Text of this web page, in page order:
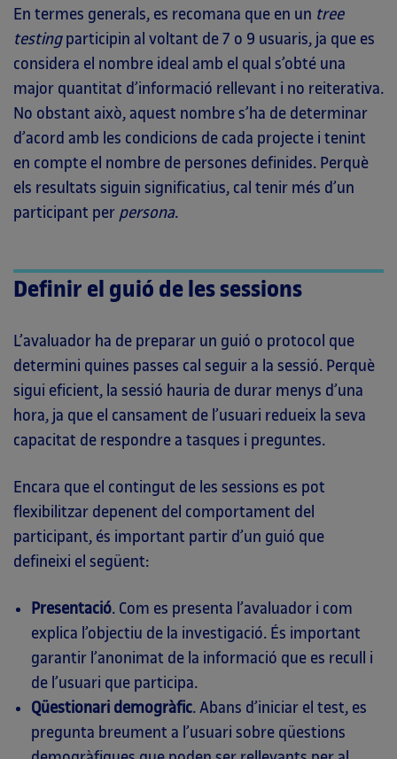
En termes generals, es recomana que en un tree
testingparticipin al voltant de 7 o 9 usuaris, ja que es
considera el nombre ideal amb el qual s’obté una
major quantitat d’informació rellevant i no reiterativa.
No obstant això, aquest nombre s’ha de determinar
d’acord amb les condicions de cada projecte i tenint
en compte el nombre de persones definides. Perquè
els resultats siguin significatius, cal tenir més d’un
participant per persona.
Definir el guió de les sessions
L’avaluador ha de preparar un guió o protocol que
determini quines passes cal seguir a la sessió. Perquè
sigui eficient, la sessió hauria de durar menys d’una
hora, ja que el cansament de l’usuari redueix la seva
capacitat de respondre a tasques i preguntes.
Encara que el contingut de les sessions es pot
flexibilitzar depenent del comportament del
participant, és important partir d’un guió que
defineixi el següent:
Presentació. Com es presenta l’avaluador i com
explica l’objectiu de la investigació. És important
garantir l’anonimat de la informació que es recull i
de l’usuari que participa.
Qüestionari demogràfic. Abans d’iniciar el test, es
pregunta breument a l’usuari sobre qüestions